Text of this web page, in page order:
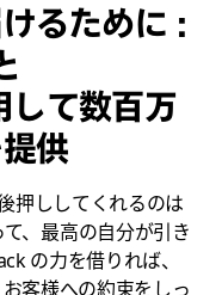
るために :
て数百万
供
押ししてくれるのは
、最高の自分が引き
の力を借りれば、
客様への約束をしっ